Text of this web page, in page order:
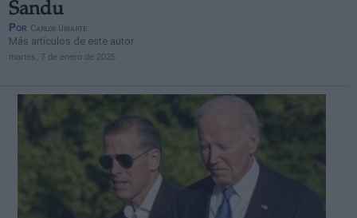
Sandu
Por Carlos Uriarte
Más artículos de este autor
martes, 7 de enero de 2025